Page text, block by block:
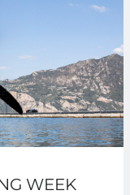
WEEK